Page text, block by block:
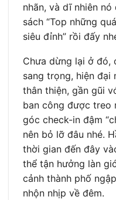
nhãn, và dĩ nhiên
sách “Top những
siêu đỉnh” rồi đấy
Chưa dừng lại ở đó,
sang trọng, hiện đại
thân thiện, gần gũi
ban công được treo
góc check-in đậm
nên bỏ lỡ đâu nhé.
thời gian đến đây
thể tận hưởng làn
cảnh thành phố
nhộn nhịp về đêm.